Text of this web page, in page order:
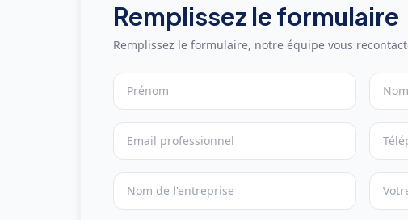
Remplissez le formulaire
Remplissez le formulaire, notre équipe vous
Prénom Nom
Email professionnel
Entreprise